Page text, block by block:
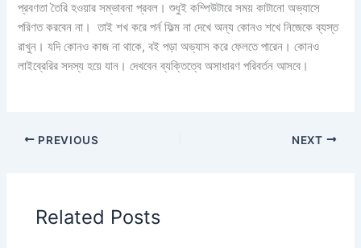
প্রবণতা তৈরি হওয়ার সম্ভাবনা প্রবল। শুধুই কম্পিউটারে সময় কাটানো অভ্যাসে
পরিণত করবেন না। তাই শখ করে পর্ন ফিল্ম না দেখে অন্য কোনও শখে নিজেকে ব্যস্ত
রাখুন। যদি কোনও কাজ না থাকে, বই পড়া অভ্যাস করে ফেলতে পারেন। কোনও
লাইব্রেরির সদস্য হয়ে যান। দেখবেন ব্যক্তিত্বে অসাধারণ পরিবর্তন আসবে।
PREVIOUS NEXT
Related Posts